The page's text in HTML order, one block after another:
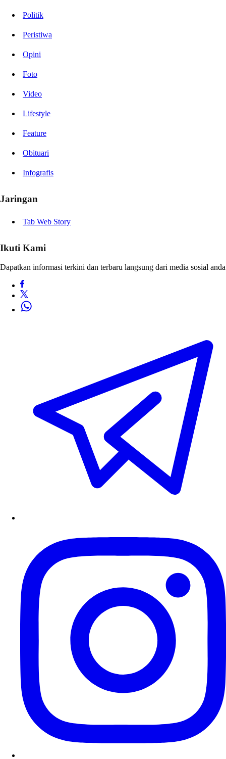
Politik
Peristiwa
Opini
Foto
Video
Lifestyle
Feature
Obituari
Infografis
Jaringan
Tab Web Story
Ikuti Kami
Dapatkan informasi terkini dan terbaru langsung dari media sosial anda